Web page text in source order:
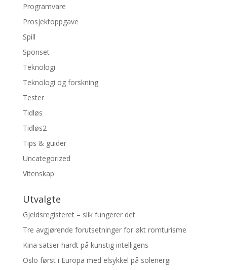
Programvare
Prosjektoppgave
Spill
Sponset
Teknologi
Teknologi og forskning
Tester
Tidløs
Tidløs2
Tips & guider
Uncategorized
Vitenskap
Utvalgte
Gjeldsregisteret – slik fungerer det
Tre avgjørende forutsetninger for økt romturisme
Kina satser hardt på kunstig intelligens
Oslo først i Europa med elsykkel på solenergi